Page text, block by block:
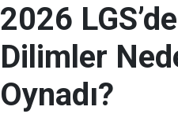
2026
Dilimler
Oynadı?